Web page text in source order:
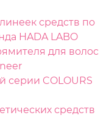
средств по
HADA LABO
для волос
серии COLOURS
средств